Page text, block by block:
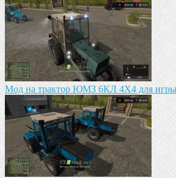
Мод на трактор ЮМЗ 6КЛ 4X4 для